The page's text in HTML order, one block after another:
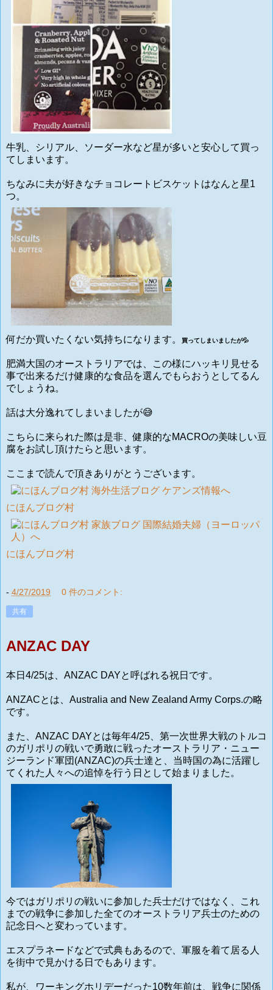
牛乳、シリアル、ソーダー水など星が多いと安心して買っ
てしまいます。
ちなみに夫が好きなチョコレートビスケットはなんと星1
つ。
何だか買いたくない気持ちになります。 買ってしまいましたが💦
肥満大国のオーストラリアでは、この様にハッキリ見せる
事で出来るだけ健康的な食品を選んでもらおうとしてるん
でしょうね。
話は大分逸れてしまいましたが😅
こちらに来られた際は是非、健康的なMACROの美味しい豆
腐をお試し頂けたらと思います。
ここまで読んで頂きありがとうございます。
にほんブログ村
にほんブログ村
- 4/27/2019 0 件のコメント:
共有
ANZAC DAY
本日4/25は、ANZAC DAYと呼ばれる祝日です。
ANZACとは、Australia and New Zealand Army Corps.の略
です。
また、ANZAC DAYとは毎年4/25、第一次世界大戦のトルコ
のガリポリの戦いで勇敢に戦ったオーストラリア・ニュー
ジーランド軍団(ANZAC)の兵士達と、当時国の為に活躍し
てくれた人々への追悼を行う日として始まりました。
今ではガリポリの戦いに参加した兵士だけではなく、これ
までの戦争に参加した全てのオーストラリア兵士のための
記念日へと変わっています。
エスプラネードなどで式典もあるので、軍服を着て居る人
を街中で見かける日でもあります。
私が、ワーキングホリデーだった10数年前は、戦争に関係